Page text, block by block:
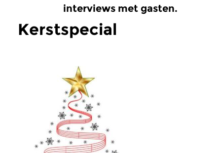
interviews met gasten.
Kerstspecial